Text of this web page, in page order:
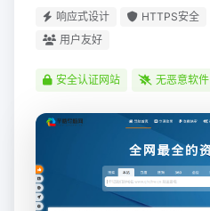
响应式设计 HTTPS安全
用户友好
安全认证网站 无恶意软件